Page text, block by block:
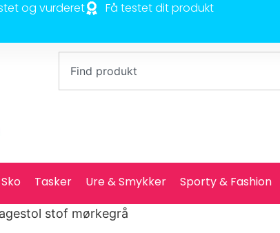
og vurderet Få testet dit produkt
Sko Tasker Ure & Smykker Sporty & Fashion
stof mørkegrå